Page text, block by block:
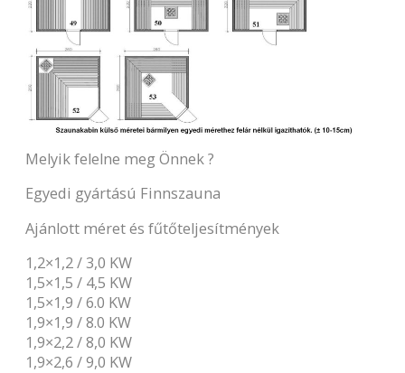
Melyik felelne meg Önnek ?
Egyedi gyártású Finnszauna
Ajánlott méret és fűtőteljesítmények
1,2×1,2 / 3,0 KW
1,5×1,5 / 4,5 KW
1,5×1,9 / 6.0 KW
1,9×1,9 / 8.0 KW
1,9×2,2 / 8,0 KW
1,9×2,6 / 9,0 KW